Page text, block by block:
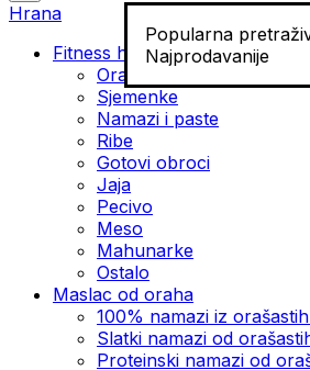
Popularna
Najprodavanije
Hrana
Fitness hrana
Orašasti plodovi
Sjemenke
Namazi i paste
Ribe
Gotovi obroci
Jaja
Pecivo
Meso
Mahunarke
Ostalo
Maslac od oraha
100% namazi iz
Slatki namazi od
Proteinski namazi od